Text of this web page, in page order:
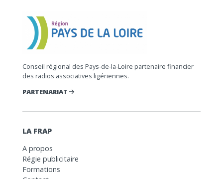
Conseil régional des Pays-de-la-Loire partenaire financier
des radios associatives ligériennes.
PARTENARIAT
LA FRAP
A propos
Régie publicitaire
Formations